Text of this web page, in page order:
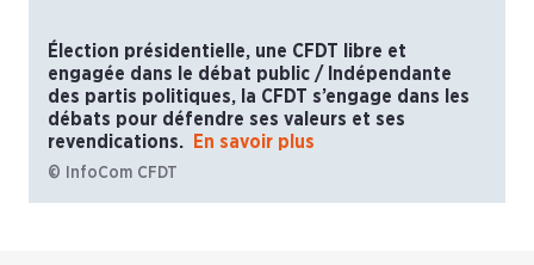
Élection présidentielle, une CFDT libre et
engagée dans le débat public / Indépendante
des partis politiques, la CFDT s’engage dans les
débats pour défendre ses valeurs et ses
revendications.
En savoir plus
© InfoCom CFDT